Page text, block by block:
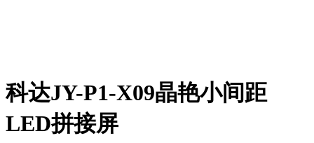
科达JY-P1-X09晶艳小间距
LED拼接屏